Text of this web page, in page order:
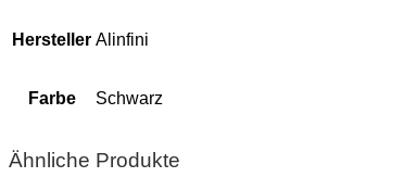
Hersteller Alinfini
Farbe Schwarz
Ähnliche Produkte